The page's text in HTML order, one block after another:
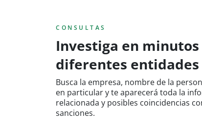
CONSULTAS
Investiga en minutos
diferentes
Busca la empresa, nombre de la
en particular y te aparecerá toda la
relacionada y posibles coincidencias
sanciones.